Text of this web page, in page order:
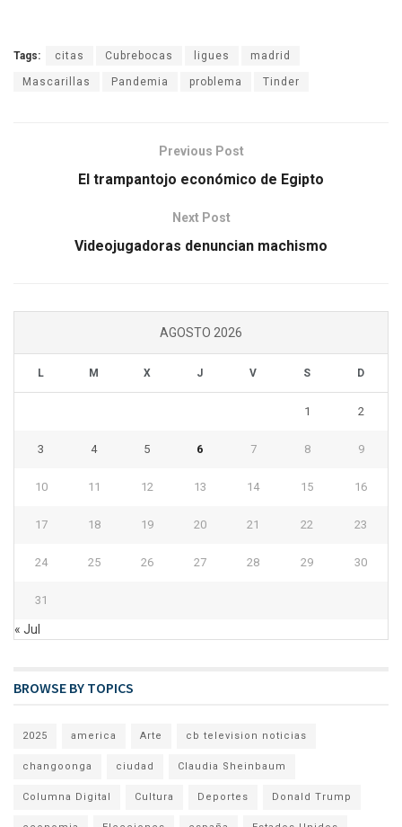
Tags: citas Cubrebocas ligues madrid
Mascarillas Pandemia problema Tinder
Previous Post
El trampantojo económico de Egipto
Next Post
Videojugadoras denuncian machismo
AGOSTO 2026
L M X J V S D
1 2
3 4 5 6 7 8 9
10 11 12 13 14 15 16
17 18 19 20 21 22 23
24 25 26 27 28 29 30
31
« Jul
BROWSE BY TOPICS
2025 america Arte cb television noticias
changoonga ciudad Claudia Sheinbaum
Columna Digital Cultura Deportes Donald Trump